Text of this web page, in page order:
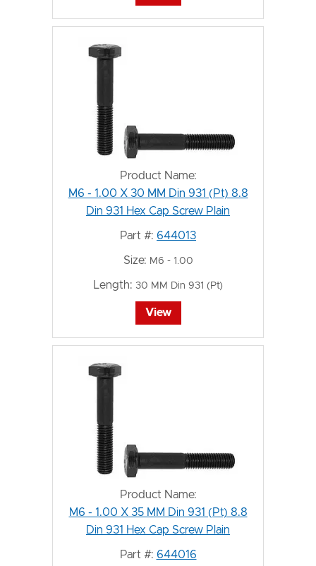
Product Name:
M6 - 1.00 X 30 MM Din 931 (Pt) 8.8
Din 931 Hex Cap Screw Plain
Part #: 644013
Size: M6 - 1.00
Length: 30 MM Din 931 (Pt)
View
Product Name:
M6 - 1.00 X 35 MM Din 931 (Pt) 8.8
Din 931 Hex Cap Screw Plain
Part #: 644016